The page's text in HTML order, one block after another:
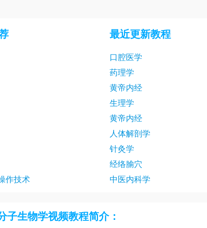
子生物学28讲
生物学31讲 生物化学与分子生物学32讲
子生物学34讲 生物化学与分子生物学35讲
生物学37讲 生物化学与分子生物学38讲
生物学40讲 生物化学与分子生物学41讲
生物学46讲 生物化学与分子生物学47讲
生物学49讲 生物化学与分子生物学50讲
子生物学55讲 生物化学与分子生物学56讲
作技术
最近更新教程
口腔医学
药理学
黄帝内经
生理学
黄帝内经
人体解剖学
针灸学
经络腧穴
中医内科学
子生物学视频教程简介：